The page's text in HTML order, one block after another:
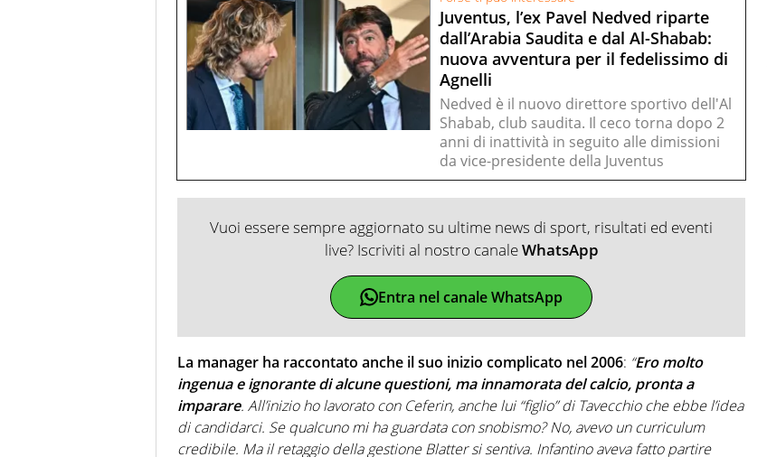
Juventus, l’ex Pavel Nedved riparte
dall’Arabia Saudita e dal Al-Shabab:
nuova avventura per il fedelissimo di
Agnelli
Nedved è il nuovo direttore sportivo dell'Al
Shabab, club saudita. Il ceco torna dopo 2
anni di inattività in seguito alle dimissioni
da vice-presidente della Juventus
Vuoi essere sempre aggiornato su ultime news di sport, risultati ed eventi
live? Iscriviti al nostro canaleWhatsApp
Entra nel canale WhatsApp
La manager ha raccontato anche il suo inizio complicato nel 2006: “Ero molto
ingenua e ignorante di alcune questioni, ma innamorata del calcio, pronta a
imparare. All’inizio ho lavorato con Ceferin, anche lui “figlio” di Tavecchio che ebbe l’idea
di candidarci. Se qualcuno mi ha guardata con snobismo? No, avevo un curriculum
credibile. Ma il retaggio della gestione Blatter si sentiva. Infantino aveva fatto partire